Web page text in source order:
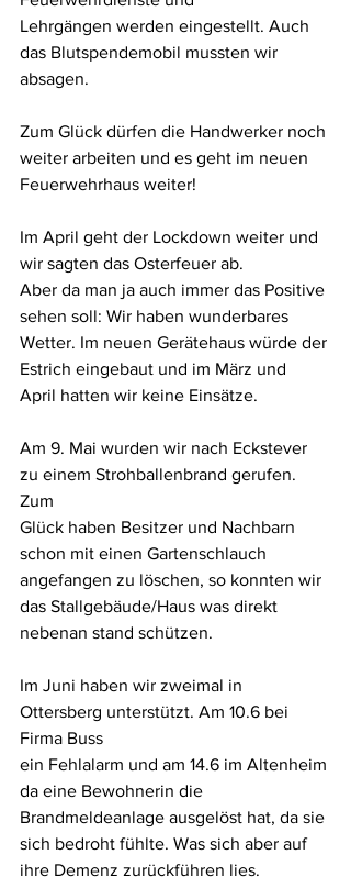
Lehrgängen werden eingestellt. Auch
das Blutspendemobil mussten wir
absagen.
Zum Glück dürfen die Handwerker noch
weiter arbeiten und es geht im neuen
Feuerwehrhaus weiter!
Im April geht der Lockdown weiter und
wir sagten das Osterfeuer ab.
Aber da man ja auch immer das Positive
sehen soll: Wir haben wunderbares
Wetter. Im neuen Gerätehaus würde der
Estrich eingebaut und im März und
April hatten wir keine Einsätze.
Am 9. Mai wurden wir nach Eckstever
zu einem Strohballenbrand gerufen.
Zum
Glück haben Besitzer und Nachbarn
schon mit einen Gartenschlauch
angefangen zu löschen, so konnten wir
das Stallgebäude/Haus was direkt
nebenan stand schützen.
Im Juni haben wir zweimal in
Ottersberg unterstützt. Am 10.6 bei
Firma Buss
ein Fehlalarm und am 14.6 im Altenheim
da eine Bewohnerin die
Brandmeldeanlage ausgelöst hat, da sie
sich bedroht fühlte. Was sich aber auf
ihre Demenz zurückführen lies.